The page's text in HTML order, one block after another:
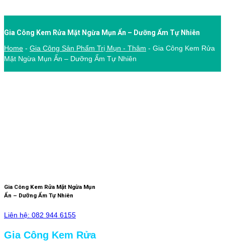
Gia Công Kem Rửa Mặt Ngừa Mụn Ẩn – Dưỡng Ẩm Tự Nhiên
Home - Gia Công Sản Phẩm Trị Mụn - Thâm - Gia Công Kem Rửa
Mặt Ngừa Mụn Ẩn – Dưỡng Ẩm Tự Nhiên
Gia Công Kem Rửa Mặt Ngừa Mụn
Ẩn – Dưỡng Ẩm Tự Nhiên
Liên hệ: 082 944 6155
Gia Công Kem Rửa